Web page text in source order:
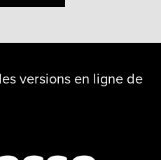
versions en ligne de